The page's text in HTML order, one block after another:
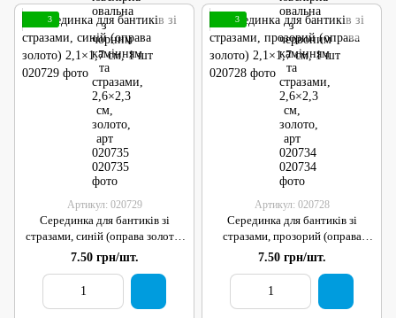
3
Артикул: 020729
Серединка для бантиків зі
стразами, синій (оправа золото)
2,1×1,7 см, 1 шт
7.50 грн/шт.
3
Артикул: 020728
Серединка для бантиків зі
стразами, прозорий (оправа
золото) 2,1×1,7 см, 1 шт
7.50 грн/шт.